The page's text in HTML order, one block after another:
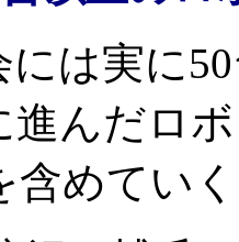
は実に
進んだロ
含めてい